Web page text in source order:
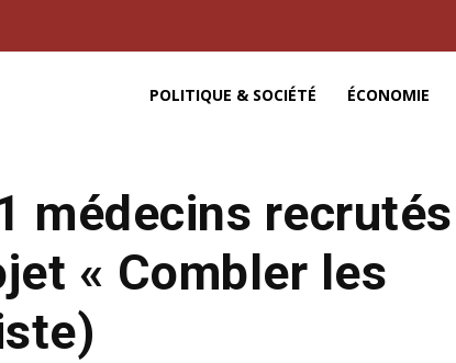
POLITIQUE & SOCIÉTÉ ÉCONOMIE
médecins recrutés
« Combler les